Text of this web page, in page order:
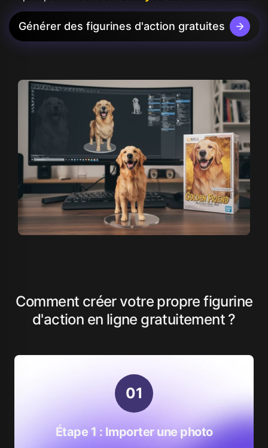
Générer des figurines d'action gratuites
Comment créer votre propre figurine
d'action en ligne gratuitement ?
01
Étape 1 : Importer une photo